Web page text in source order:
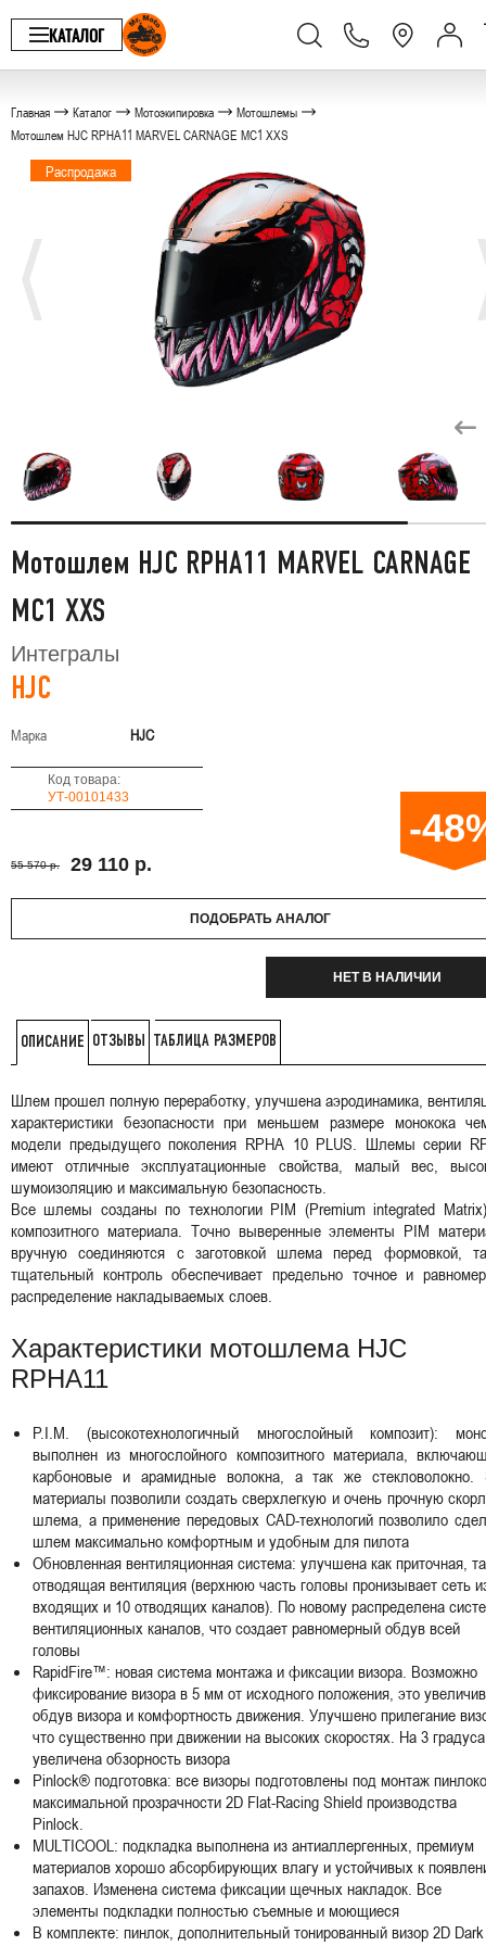
КАТАЛОГ
Главная Каталог Мотоэкипировка
Мотошлемы
Мотошлем HJC RPHA11 MARVEL CARNAGE MC1 XXS
Распродажа
Мотошлем HJC RPHA11 MARVEL CARNAGE
MC1 XXS
Интегралы
HJC
Марка HJC
Код товара:
УТ-00101433
55 570 р. 29 110 р.
-
ПОДОБРАТЬ АНАЛОГ
НЕТ В НАЛИЧИИ
ОПИСАНИЕ ОТЗЫВЫ ТАБЛИЦА РАЗМЕРОВ
Шлем прошел полную переработку, улучшена аэродинамика,
характеристики безопасности при меньшем размере монокока
модели предыдущего поколения RPHA 10 PLUS. Шлемы серии
имеют отличные эксплуатационные свойства, малый вес,
шумоизоляцию и максимальную безопасность.
Все шлемы созданы по технологии PIM (Premium integrated
композитного материала. Точно выверенные элементы PIM
вручную соединяются с заготовкой шлема перед формовкой,
тщательный контроль обеспечивает предельно точное и
распределение накладываемых слоев.
Характеристики мотошлема HJC
RPHA11
P.I.M. (высокотехнологичный многослойный композит):
выполнен из многослойного композитного материала,
карбоновые и арамидные волокна, а так же стекловолокно.
материалы позволили создать сверхлегкую и очень прочную
шлема, а применение передовых CAD-технологий позволило
шлем максимально комфортным и удобным для пилота
Обновленная вентиляционная система: улучшена как приточная,
отводящая вентиляция (верхнюю часть головы пронизывает сеть
входящих и 10 отводящих каналов). По новому распределена
вентиляционных каналов, что создает равномерный обдув всей
головы
RapidFire™: новая система монтажа и фиксации визора. Возможно
фиксирование визора в 5 мм от исходного положения, это
обдув визора и комфортность движения. Улучшено прилегание
что существенно при движении на высоких скоростях. На 3 градуса
увеличена обзорность визора
Pinlock® подготовка: все визоры подготовлены под монтаж
максимальной прозрачности 2D Flat-Racing Shield производства
Pinlock.
MULTICOOL: подкладка выполнена из антиаллергенных, премиум
материалов хорошо абсорбирующих влагу и устойчивых к
запахов. Изменена система фиксации щечных накладок. Все
элементы подкладки полностью съемные и моющиеся
В комплекте: пинлок, дополнительный тонированный визор 2D Dark